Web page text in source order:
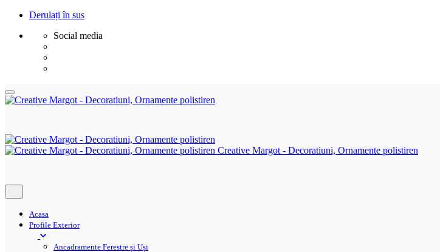
Derulați în sus
Social media
Sări
la
Creative Margot - Decoratiuni, Ornamente polistiren
Acasa
Profile Exterior
Ancadramente Ferestre și Uși